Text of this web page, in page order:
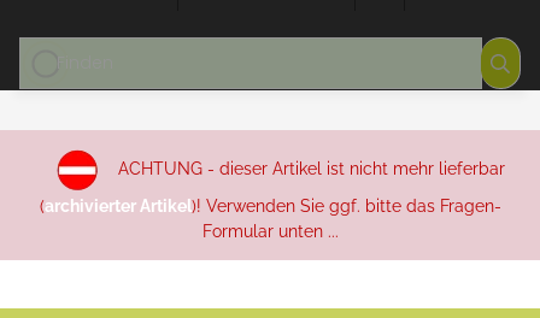
ACHTUNG - dieser Artikel ist nicht mehr lieferbar
(archivierter Artikel)! Verwenden Sie ggf. bitte das Fragen-
Formular unten ...